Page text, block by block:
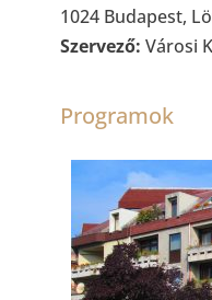
1024 Budapest,
Szervező: Városi
Programok